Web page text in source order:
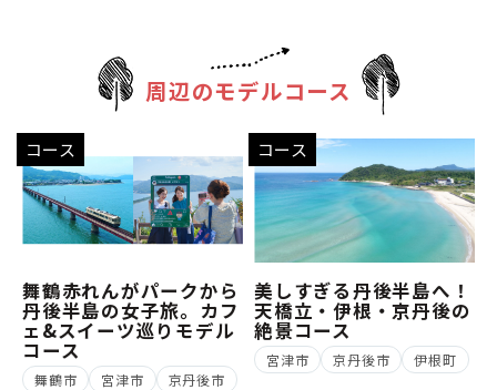
周辺のモデルコース
コース
舞鶴赤れんがパークから
丹後半島の女子旅。カフ
ェ&スイーツ巡りモデル
コース
舞鶴市 宮津市
京丹後市
コース
美しすぎる丹後半島へ！
天橋立・伊根・京丹後の
絶景コース
宮津市 京丹後市 伊根町